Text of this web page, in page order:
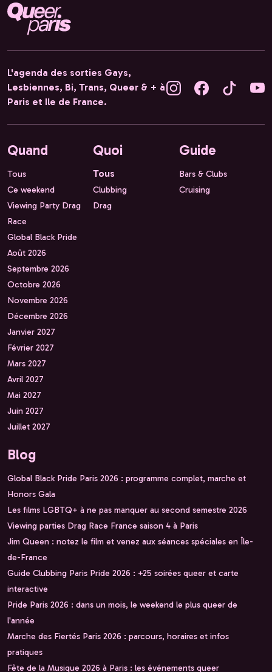
L'agenda des sorties Gays,
Lesbiennes, Bi, Trans, Queer & + à
Paris et Ile de France.
Quand
Tous
Ce weekend
Viewing Party Drag
Race
Global Black Pride
Août 2026
Septembre 2026
Octobre 2026
Novembre 2026
Décembre 2026
Janvier 2027
Février 2027
Mars 2027
Avril 2027
Mai 2027
Juin 2027
Juillet 2027
Quoi
Tous
Clubbing
Drag
Guide
Bars & Clubs
Cruising
Blog
Global Black Pride Paris 2026 : programme complet, marche et
Honors Gala
Les films LGBTQ+ à ne pas manquer au second semestre 2026
Viewing parties Drag Race France saison 4 à Paris
Jim Queen : notez le film et venez aux séances spéciales en Île-
de-France
Guide Clubbing Paris Pride 2026 : +25 soirées queer et carte
interactive
Pride Paris 2026 : dans un mois, le weekend le plus queer de
l'année
Marche des Fiertés Paris 2026 : parcours, horaires et infos
pratiques
Fête de la Musique 2026 à Paris : les événements queer